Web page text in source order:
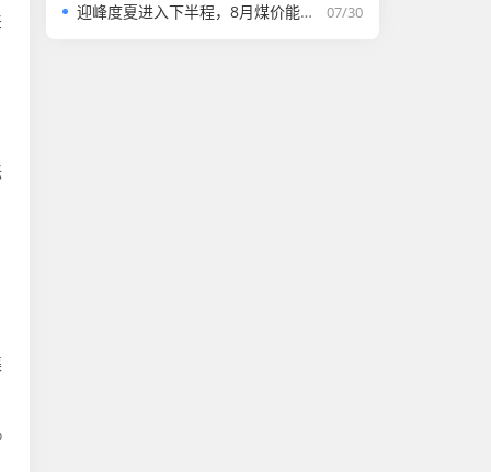
07/30
迎峰度夏进入下半程，8月煤价能否走强？